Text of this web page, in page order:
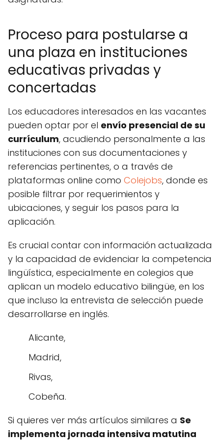
Proceso para postularse a
una plaza en instituciones
educativas privadas y
concertadas
Los educadores interesados en las vacantes
pueden optar por el envío presencial de su
currículum, acudiendo personalmente a las
instituciones con sus documentaciones y
referencias pertinentes, o a través de
plataformas online como Colejobs, donde es
posible filtrar por requerimientos y
ubicaciones, y seguir los pasos para la
aplicación.
Es crucial contar con información actualizada
y la capacidad de evidenciar la competencia
lingüística, especialmente en colegios que
aplican un modelo educativo bilingüe, en los
que incluso la entrevista de selección puede
desarrollarse en inglés.
Alicante,
Madrid,
Rivas,
Cobeña.
Si quieres ver más artículos similares a Se
implementa jornada intensiva matutina